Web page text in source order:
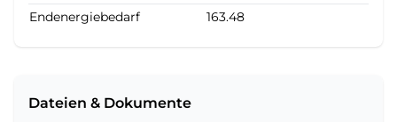
Endenergiebedarf
163.48
Dateien & Dokumente